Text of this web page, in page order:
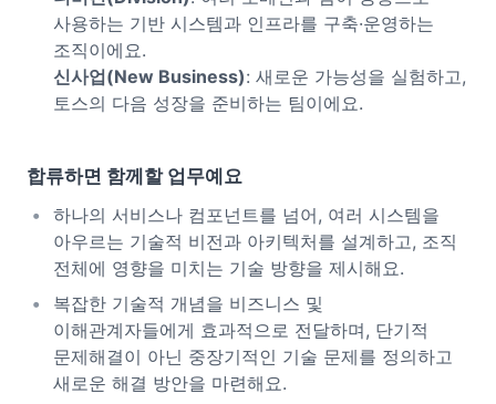
사용하는 기반 시스템과 인프라를 구축·운영하는
조직이에요.
신사업(New Business): 새로운 가능성을 실험하고,
토스의 다음 성장을 준비하는 팀이에요.
합류하면 함께할 업무예요
하나의 서비스나 컴포넌트를 넘어, 여러 시스템을
아우르는 기술적 비전과 아키텍처를 설계하고, 조직
전체에 영향을 미치는 기술 방향을 제시해요.
복잡한 기술적 개념을 비즈니스 및
이해관계자들에게 효과적으로 전달하며, 단기적
문제해결이 아닌 중장기적인 기술 문제를 정의하고
새로운 해결 방안을 마련해요.